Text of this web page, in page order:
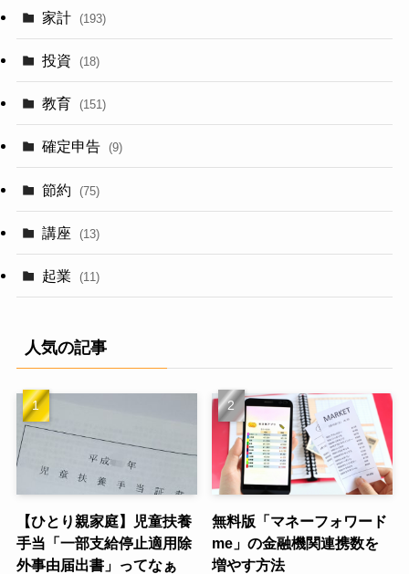
家計 (193)
投資 (18)
教育 (151)
確定申告 (9)
節約 (75)
講座 (13)
起業 (11)
人気の記事
【ひとり親家庭】児童扶養
手当「一部支給停止適用除
外事由届出書」ってなぁ
無料版「マネーフォワード
me」の金融機関連携数を
増やす方法